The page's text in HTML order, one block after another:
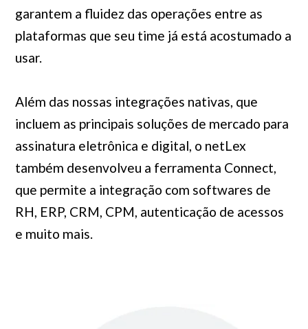
garantem a fluidez das operações entre as
plataformas que seu time já está acostumado a
usar.
Além das nossas integrações nativas, que
incluem as principais soluções de mercado para
assinatura eletrônica e digital, o netLex
também desenvolveu a ferramenta Connect,
que permite a integração com softwares de
RH, ERP, CRM, CPM, autenticação de acessos
e muito mais.